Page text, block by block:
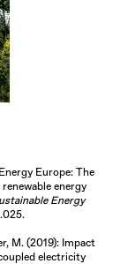
Europe: The
energy
Energy
M. (2019): Impact
electricity